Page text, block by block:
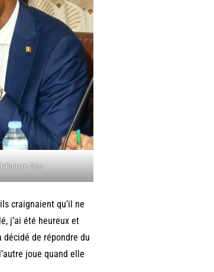
Diop.
craignaient qu’il ne
j’ai été heureux et
décidé de répondre du
joue quand elle